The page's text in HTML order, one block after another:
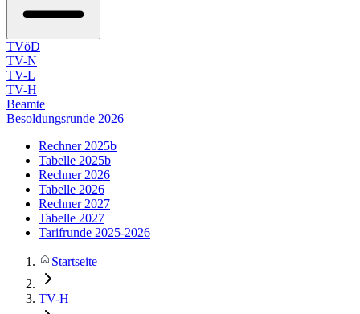
TVöD
TV-N
TV-L
TV-H
Beamte
Besoldungsrunde 2026
Rechner 2025b
Tabelle 2025b
Rechner 2026
Tabelle 2026
Rechner 2027
Tabelle 2027
Tarifrunde 2025-2026
Startseite
TV-H